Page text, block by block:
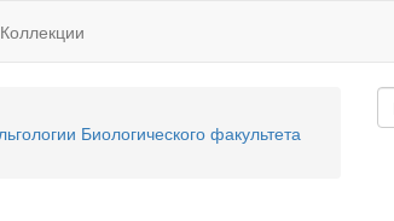
Коллекции
Биологического факультета